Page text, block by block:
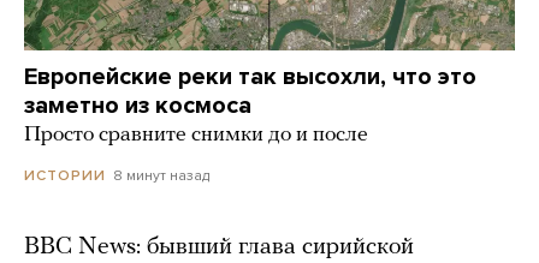
Европейские реки так высохли, что это
заметно из космоса
Просто сравните снимки до и после
ИСТОРИИ 8 минут назад
BBC News: бывший глава сирийской